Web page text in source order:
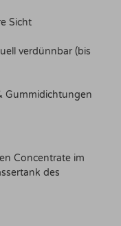
Sicht
verdünnbar (bis
Gummidichtungen
Concentrate im
des